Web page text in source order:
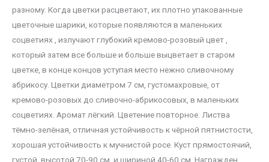
разному. Когда цветки расцветают, их плотно упакованные
цветочные шарики, которые появляются в маленьких
соцветиях , излучают глубокий кремово-розовый цвет ,
который затем все больше и больше выцветает в старом
цветке, в конце концов уступая место нежно сливочному
абрикосу. Цветки диаметром 7 см, густомахровые, от
кремово-розовых до сливочно-абрикосовых, в маленьких
соцветиях. Аромат лёгкий. Цветение повторное. Листва
тёмно-зелёная, отличная устойчивость к чёрной пятнистости,
хорошая устойчивость к мучнистой росе. Куст прямостоячий,
густой, высотой 70-90 см. и шириной 40-60 см. Награжден